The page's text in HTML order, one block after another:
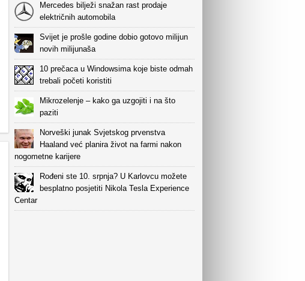
Mercedes bilježi snažan rast prodaje
električnih automobila
Svijet je prošle godine dobio gotovo milijun
novih milijunaša
10 prečaca u Windowsima koje biste odmah
trebali početi koristiti
Mikrozelenje – kako ga uzgojiti i na što
paziti
Norveški junak Svjetskog prvenstva
Haaland već planira život na farmi nakon
nogometne karijere
Rođeni ste 10. srpnja? U Karlovcu možete
besplatno posjetiti Nikola Tesla Experience
Centar